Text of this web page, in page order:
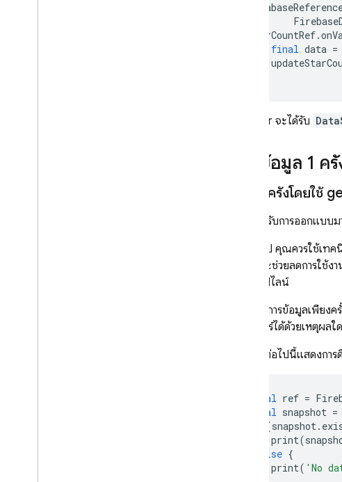
starCountRef.
final data =
Listener จะได้รับ
อ่านข้อมูล 1 ครั้
อ่าน 1 ครั้งโดยใช้
SDK ได้รับการออกแบ
โดยทั่วไป คุณควรใช้เท
เหล่านี้จะช่วยลดการใช้
และออฟไลน์
หากต้องการข้อมูลเพียง
เซิร์ฟเวอร์ได้ด้วยเหตุ
ตัวอย่างต่อไปนี้แสดงก
final ref =
final snapshot =
(snapshot.
print(
else {
print( 'No